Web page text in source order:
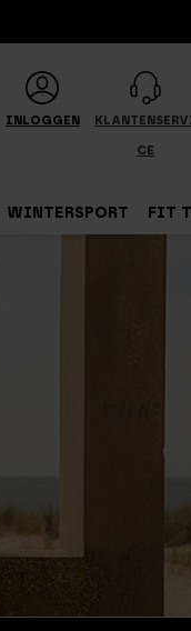
INLOGGEN
CE
WINTERSPORT FIT